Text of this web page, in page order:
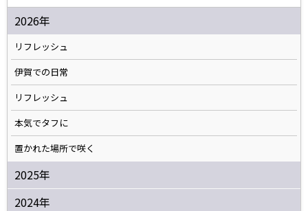
2026年
リフレッシュ
伊賀での日常
リフレッシュ
本気でタフに
置かれた場所で咲く
2025年
2024年